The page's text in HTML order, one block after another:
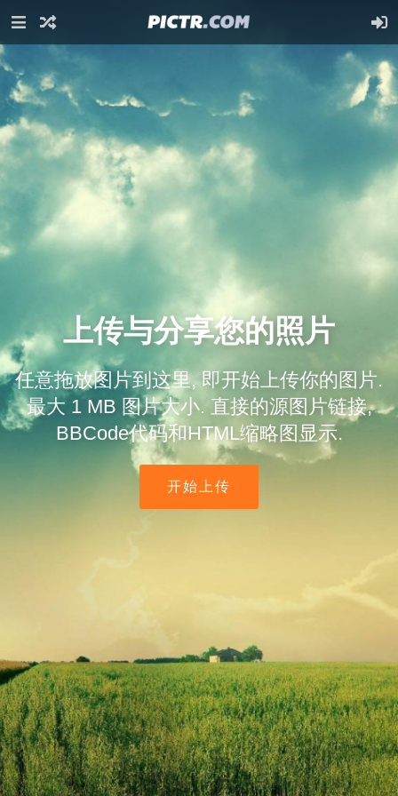
上传与分享您的照片
任意拖放图片到这里, 即开始上传你的图片.
最大 1 MB 图片大小. 直接的源图片链接,
BBCode代码和HTML缩略图显示.
开始上传